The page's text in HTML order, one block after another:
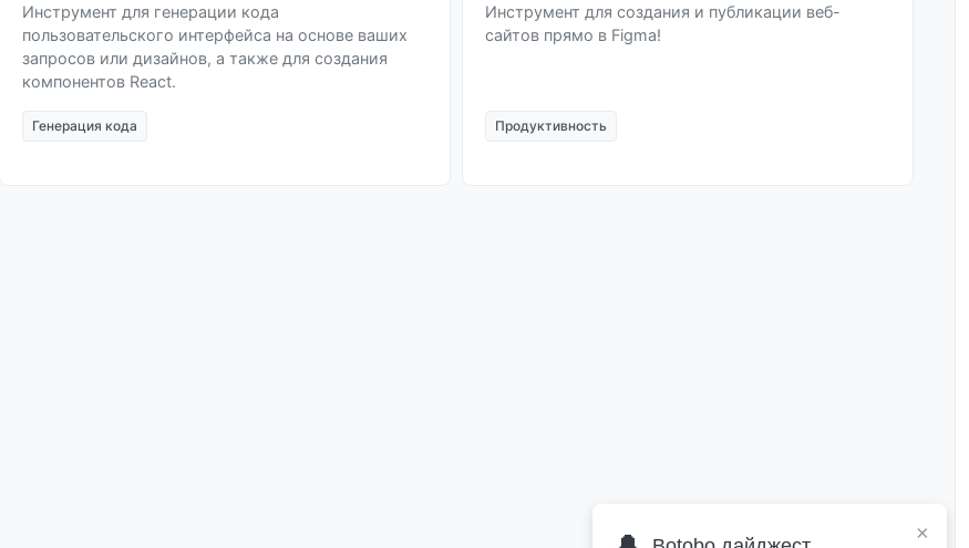
Инструмент для генерации кода
пользовательского интерфейса на основе ваших
запросов или дизайнов, а также для создания
компонентов React.
Генерация кода
Инструмент для создания и публикации веб-
сайтов прямо в Figma!
Продуктивность
×